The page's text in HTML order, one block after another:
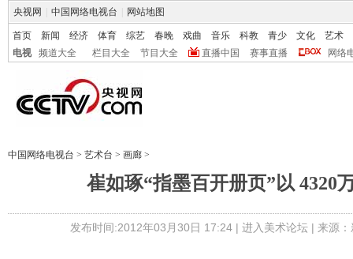
央视网 中国网络电视台 网站地图
首页 新闻 经济 体育 综艺 春晚 戏曲 音乐 科教 青少 文化
艺术
电视
频道大全 栏目大全 节目大全 直播中国 赛事直播 网络
中国网络电视台 > 艺术台 > 画廊 >
崔如琢“指墨百开册页”以 4320
发布时间:2012年03月30日 17:24 | 进入美术论坛| 来源